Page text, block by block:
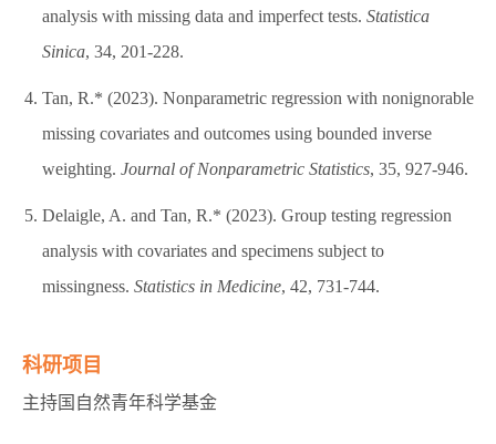
analysis with missing data and imperfect tests. Statistica
Sinica, 34, 201-228.
Tan, R.* (2023). Nonparametric regression with nonignorable
missing covariates and outcomes using bounded inverse
weighting. Journal of Nonparametric Statistics, 35, 927-946.
Delaigle, A. and Tan, R.* (2023). Group testing regression
analysis with covariates and specimens subject to
missingness. Statistics in Medicine, 42, 731-744.
科研项目
主持国自然青年科学基金